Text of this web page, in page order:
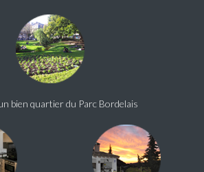
bien quartier du Parc Bordelais